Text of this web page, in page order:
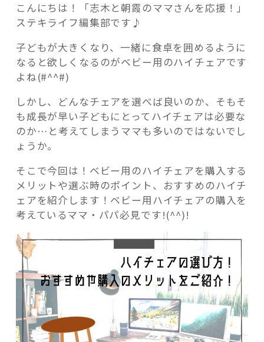
これからの暮らし 住み替え相談
記事検索
こんにちは！「志木と朝霞のママさんを応援！」
ステキライフ編集部です♪
子どもが大きくなり、一緒に食卓を囲めるように
なると欲しくなるのがベビー用のハイチェアです
よね(#^^#)
しかし、どんなチェアを選べば良いのか、そもそ
も成長が早い子どもにとってハイチェアは必要な
のか…と考えてしまうママも多いのではないでし
ょうか。
そこで今回は！ベビー用のハイチェアを購入する
メリットや選ぶ時のポイント、おすすめのハイチ
ェアを紹介します！ベビー用ハイチェアの購入を
考えているママ・パパ必見です!(^^)!